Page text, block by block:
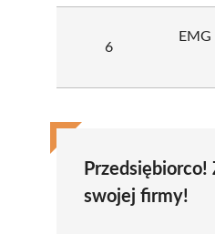
6
EMG
Przedsiębiorco!
swojej firmy!